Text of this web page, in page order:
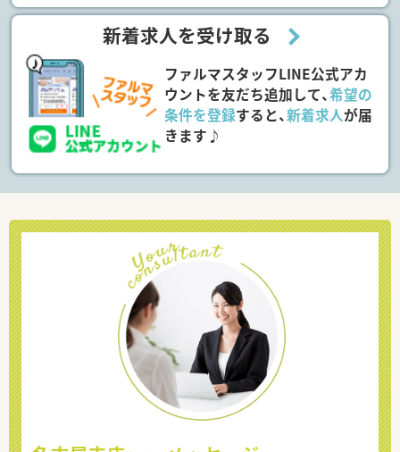
新着求人を受け取る
ファルマスタッフLINE公式アカ
ウントを友だち追加して、希望の
条件を登録すると、新着求人が届
きます♪